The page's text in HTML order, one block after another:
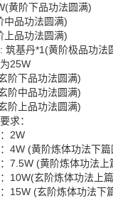
阶下品功法圆满)
品功法圆满)
品功法圆满)
基丹*1(黄阶极品功法
25W
下品功法圆满)
中品功法圆满)
上品功法圆满)
求：
2W
(黄阶炼体功法下篇
(黄阶炼体功法上
玄阶炼体功法上
(玄阶炼体功法下